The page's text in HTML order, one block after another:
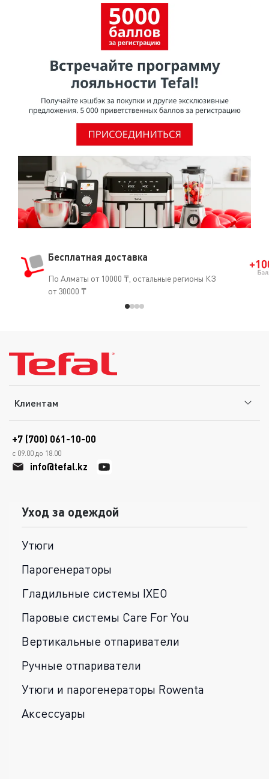
Бесплатная доставка
По Алматы от 10000 ₸, остальные регионы КЗ
от 30000 ₸
Клиентам
+7 (700) 061-10-00
с 09.00 до 18.00
info@tefal.kz
Уход за одеждой
Утюги
Парогенераторы
Гладильные системы IXEO
Паровые системы Care For You
Вертикальные отпариватели
Ручные отпариватели
Утюги и парогенераторы Rowenta
Аксессуары